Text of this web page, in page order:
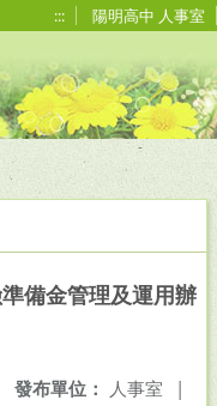
::: 陽明高中 人事室
備金管理及運用辦
發布單位： 人事室 |